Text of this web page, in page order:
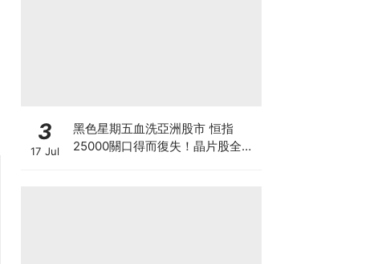
3
17 Jul
黑色星期五血洗亞洲股市 恒指
25000關口得而復失！晶片股全線